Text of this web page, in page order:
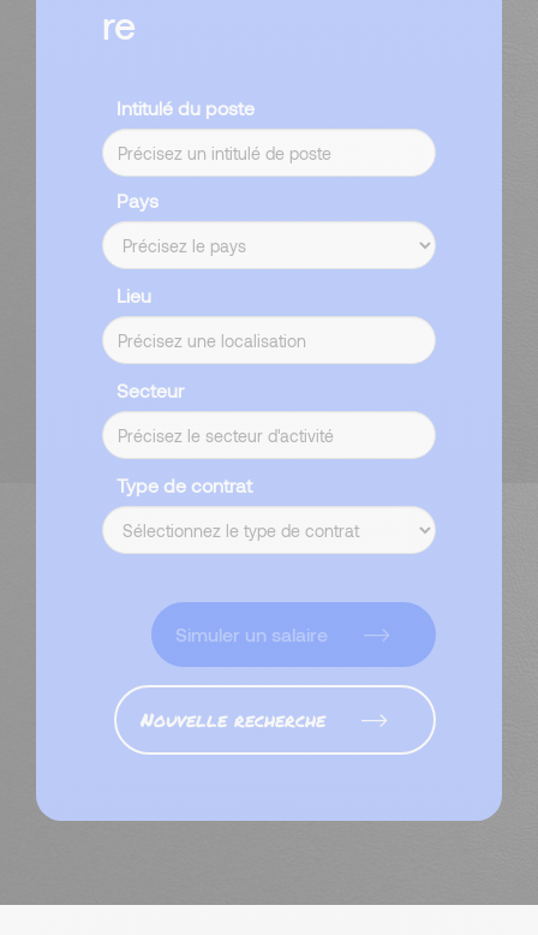
re
Intitulé du poste
Pays
Lieu
Secteur
Type de contrat
Simuler un salaire
Nouvelle recherche